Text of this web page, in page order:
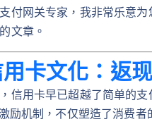
付网关专家，我非常乐意
文章。
卡文化：返
信用卡早已超越了简单的
励机制，不仅塑造了消费